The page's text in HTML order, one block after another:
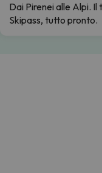
Dai Pirenei alle Alpi. Il
Skipass, tutto pronto.